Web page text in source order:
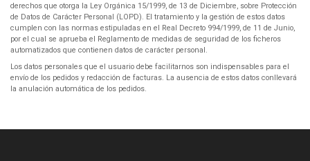
derechos que otorga la Ley Orgánica 15/1999, de 13 de Diciembre, sobre Protección
de Datos de Carácter Personal (LOPD). El tratamiento y la gestión de estos datos
cumplen con las normas estipuladas en el Real Decreto 994/1999, de 11 de Junio,
por el cual se aprueba el Reglamento de medidas de seguridad de los ficheros
automatizados que contienen datos de carácter personal.
Los datos personales que el usuario debe facilitarnos son indispensables para el
envío de los pedidos y redacción de facturas. La ausencia de estos datos conllevará
la anulación automática de los pedidos.